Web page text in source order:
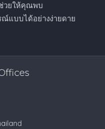
วยให้คุณพบ
แบบได้อย่างง่ายดาย